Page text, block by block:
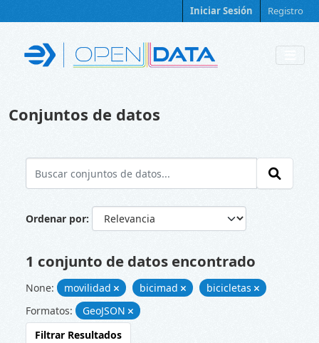
Iniciar Sesión Registro
Conjuntos de datos
Ordenar por
1 conjunto de datos encontrado
None: movilidad bicimad
bicicletas
Formatos:
GeoJSON
Filtrar Resultados